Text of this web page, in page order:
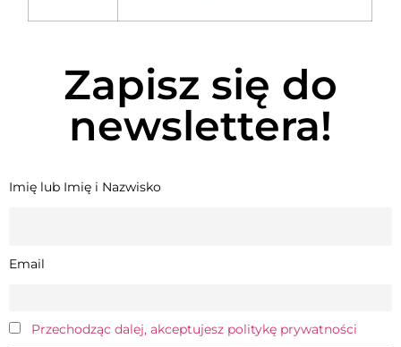
Zapisz się do
newslettera!
Imię lub Imię i Nazwisko
Email
Przechodząc dalej, akceptujesz politykę prywatności